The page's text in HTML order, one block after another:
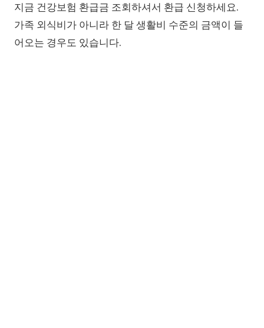
지금 건강보험 환급금 조회하셔서 환급 신청하세요.
가족 외식비가 아니라 한 달 생활비 수준의 금액이 들
어오는 경우도 있습니다.